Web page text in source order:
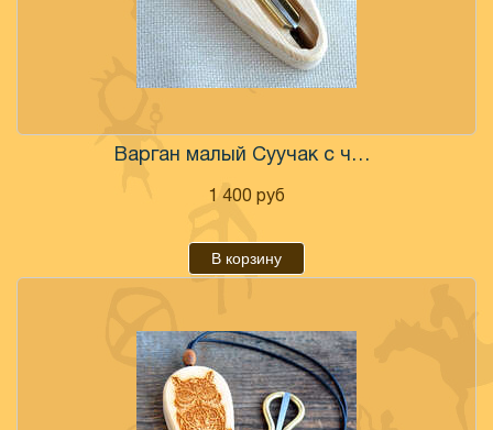
Варган малый Суучак с чехлом
1 400 руб
В корзину